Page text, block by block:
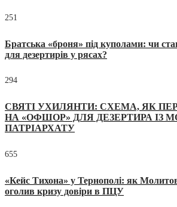
251
Братська «броня» під куполами: чи
для дезертирів у рясах?
294
СВЯТІ УХИЛЯНТИ: СХЕМА, ЯК
НА «ОФШОР» ДЛЯ ДЕЗЕРТИРА ІЗ
ПАТРІАРХАТУ
655
«Кейс Тихона» у Тернополі: як
оголив кризу довіри в ПЦУ